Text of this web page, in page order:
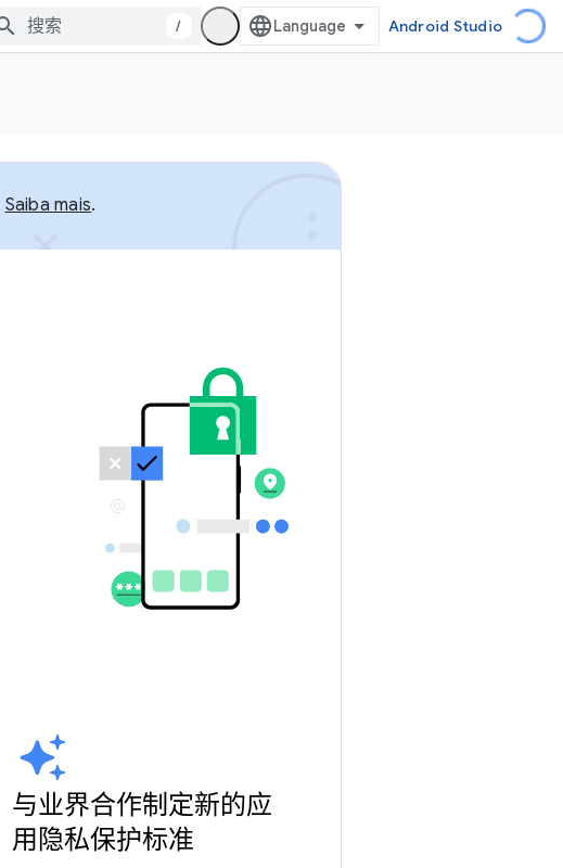
/ Android Studio
Saiba mais.
与业界合作制定新的应
用隐私保护标准